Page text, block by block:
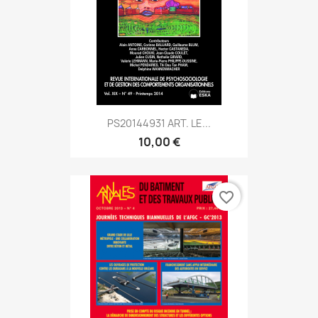
PS20144931 ART. LE...
10,00 €
favorite_border